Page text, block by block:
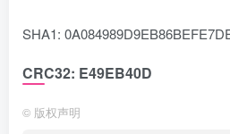
SHA1:
CRC32: E49EB40D
© 版权声明